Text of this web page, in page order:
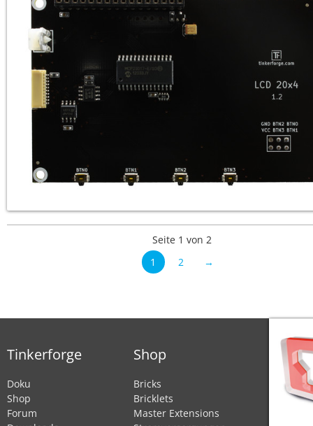
Seite 1 von 2
1
2 →
Tinkerforge
Doku
Shop
Forum
Shop
Bricks
Bricklets
Master Extensions